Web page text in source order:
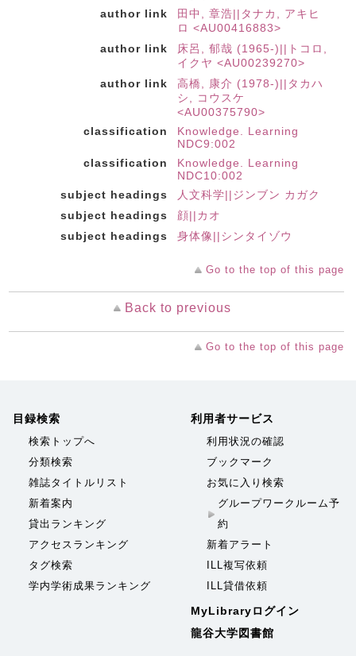
author link
田中, 章浩||タナカ, アキヒ
ロ <AU00416883>
author link
床呂, 郁哉 (1965-)||トコロ,
イクヤ <AU00239270>
author link
高橋, 康介 (1978-)||タカハ
シ, コウスケ
<AU00375790>
classification
Knowledge. Learning
NDC9:002
classification
Knowledge. Learning
NDC10:002
subject headings
人文科学||ジンブン カガク
subject headings
顔||カオ
subject headings
身体像||シンタイゾウ
Go to the top of this page
Back to previous
Go to the top of this page
目録検索
検索トップへ
分類検索
雑誌タイトルリスト
新着案内
貸出ランキング
アクセスランキング
タグ検索
学内学術成果ランキング
利用者サービス
利用状況の確認
ブックマーク
お気に入り検索
グループワークルーム予
約
新着アラート
ILL複写依頼
ILL貸借依頼
MyLibraryログイン
龍谷大学図書館